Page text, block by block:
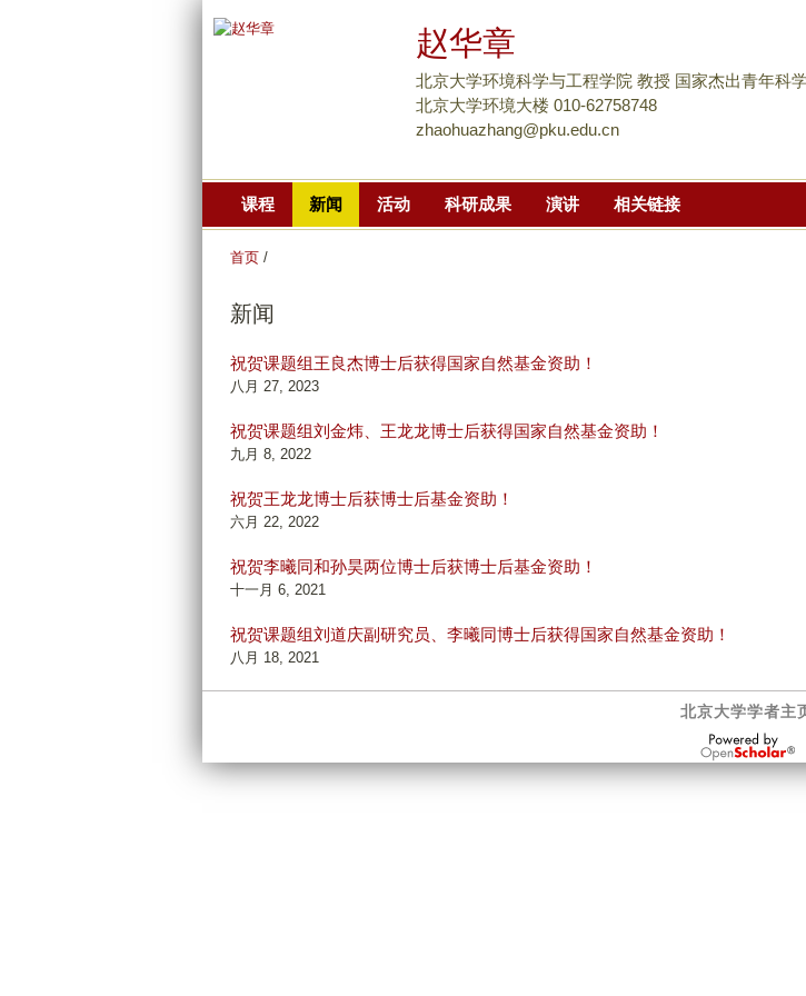
到
主
要
赵华章
北京大学环境科学与工程学院 教授 国家杰出青年科
北京大学环境大楼 010-62758748
zhaohuazhang@pku.edu.cn
课程 新闻 活动 科研成果 演讲 相关链接
首页 /
新闻
祝贺课题组王良杰博士后获得国家自然基金资助！
八月 27, 2023
祝贺课题组刘金炜、王龙龙博士后获得国家自然基金资助！
九月 8, 2022
祝贺王龙龙博士后获博士后基金资助！
六月 22, 2022
祝贺李曦同和孙昊两位博士后获博士后基金资助！
十一月 6, 2021
祝贺课题组刘道庆副研究员、李曦同博士后获得国家自然基金资助！
八月 18, 2021
北京大学学者主